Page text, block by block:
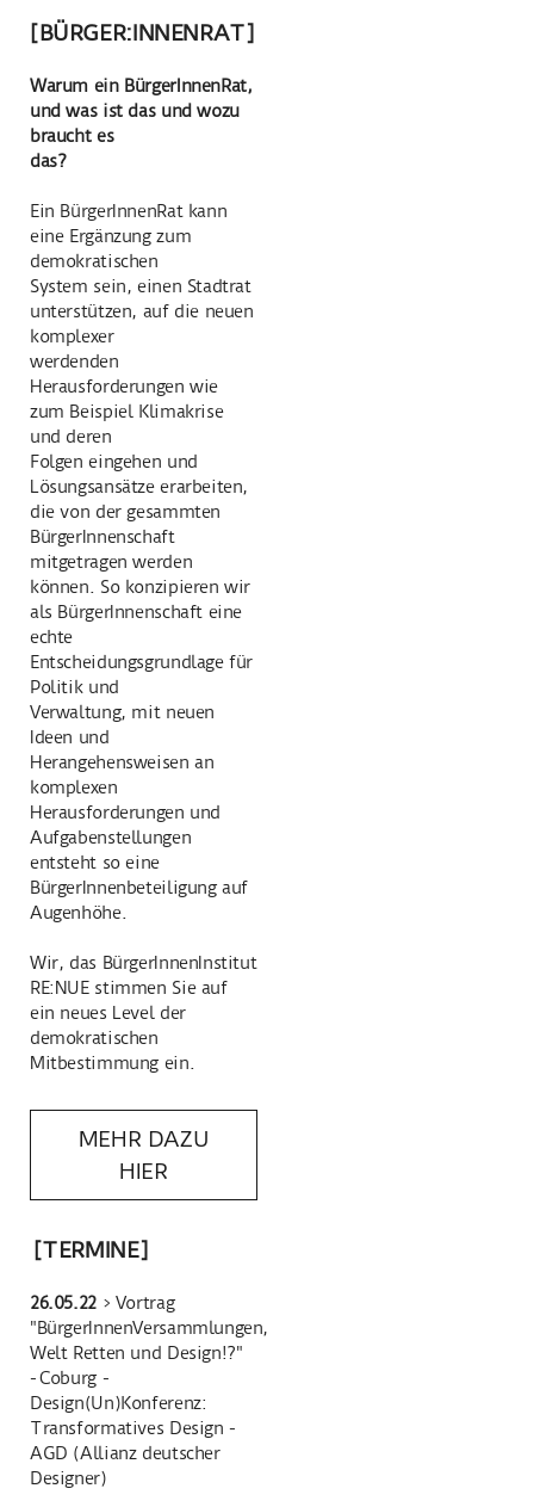
[BÜRGER:INNENRAT]
Warum ein BürgerInnenRat,
und was ist das und wozu
braucht es
das?
Ein BürgerInnenRat kann
eine Ergänzung zum
demokratischen
System sein, einen Stadtrat
unterstützen, auf die neuen
komplexer
werdenden
Herausforderungen wie
zum Beispiel Klimakrise
und deren
Folgen eingehen und
Lösungsansätze erarbeiten,
die von der gesammten
BürgerInnenschaft
mitgetragen werden
können. So konzipieren wir
als BürgerInnenschaft eine
echte
Entscheidungsgrundlage für
Politik und
Verwaltung, mit neuen
Ideen und
Herangehensweisen an
komplexen
Herausforderungen und
Aufgabenstellungen
entsteht so eine
BürgerInnenbeteiligung auf
Augenhöhe.
Wir, das BürgerInnenInstitut
RE:NUE stimmen Sie auf
ein neues Level der
demokratischen
Mitbestimmung ein.
MEHR DAZU
HIER
[TERMINE]
26.05.22> Vortrag
"BürgerInnenVersammlungen,
Welt Retten und Design!?"
- Coburg -
Design(Un)Konferenz:
Transformatives Design -
AGD (Allianz deutscher
Designer)